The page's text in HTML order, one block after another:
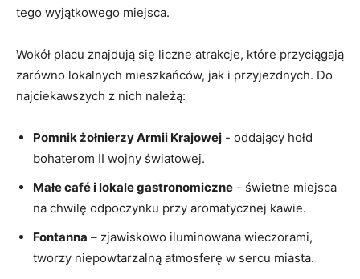
⁢tego wyjątkowego miejsca.
Wokół placu znajdują ‍się liczne atrakcje, które przyciągają
zarówno lokalnych mieszkańców, jak i przyjezdnych.⁤ Do⁢
najciekawszych z nich ‌należą:
Pomnik żołnierzy Armii ⁣Krajowej -‌ oddający hołd
bohaterom II wojny światowej.
Małe café i lokale gastronomiczne ⁢- świetne miejsca
na chwilę odpoczynku przy​ aromatycznej kawie.
Fontanna – zjawiskowo iluminowana wieczorami,
tworzy niepowtarzalną atmosferę w sercu miasta.